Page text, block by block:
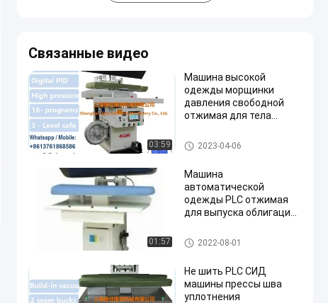
Связанные видео
03:59
Машина высокой
одежды морщинки
давления свободной
отжимая для тела
переднего
Машина одежды отжимая
2023-04-06
01:57
Машина
автоматической
одежды PLC отжимая
для выпуска облигаций
Машина одежды отжимая
2022-08-01
Не шить PLC СИД
машины прессы шва
уплотнения